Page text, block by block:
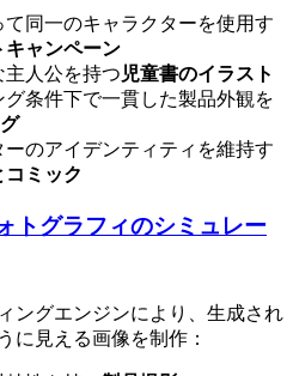
同一のキャラクターを使用す
キャンペーン
人公を持つ 児童書のイラスト
条件下で一貫した製品外観を
のアイデンティティを維持す
コミック
トグラフィのシミュレー
ングエンジンにより、生成され
に見える画像を制作：